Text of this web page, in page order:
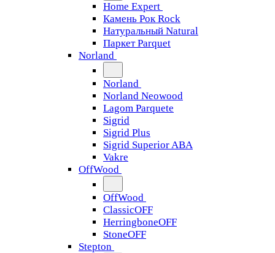
Home Expert
Камень Рок Rock
Натуральный Natural
Паркет Parquet
Norland
Norland
Norland Neowood
Lagom Parquete
Sigrid
Sigrid Plus
Sigrid Superior ABA
Vakre
OffWood
OffWood
ClassicOFF
HerringboneOFF
StoneOFF
Stepton